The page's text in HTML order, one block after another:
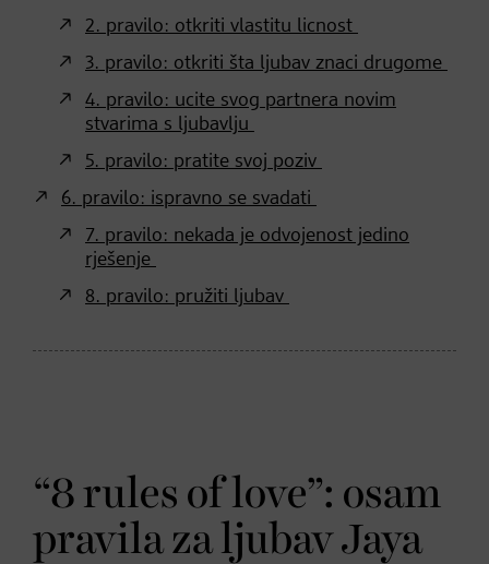
2. pravilo: otkriti vlastitu licnost
3. pravilo: otkriti šta ljubav znaci drugome
4. pravilo: ucite svog partnera novim
stvarima s ljubavlju
5. pravilo: pratite svoj poziv
6. pravilo: ispravno se svadati
7. pravilo: nekada je odvojenost jedino
rješenje
8. pravilo: pružiti ljubav
“8 rules of love”: osam
pravila za ljubav Jaya